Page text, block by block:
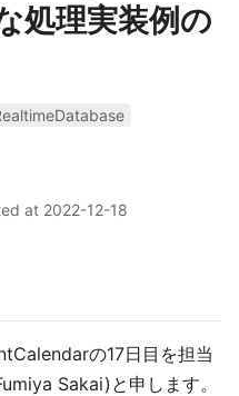
処理実装例の
at 2022-12-18
の17日目を担当
Sakai)と申します。